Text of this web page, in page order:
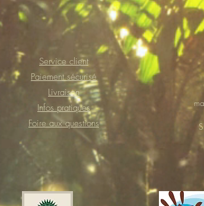
Service client
Paiement sécurisé
Livraison
Infos pratiques
Foire aux questions